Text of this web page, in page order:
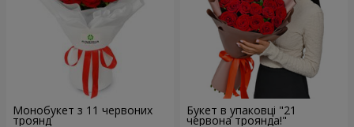
Монобукет з 11 червоних
троянд
Букет в упаковці "21
червона троянда!"